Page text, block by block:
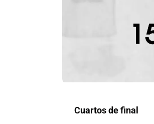
Cuartos de final